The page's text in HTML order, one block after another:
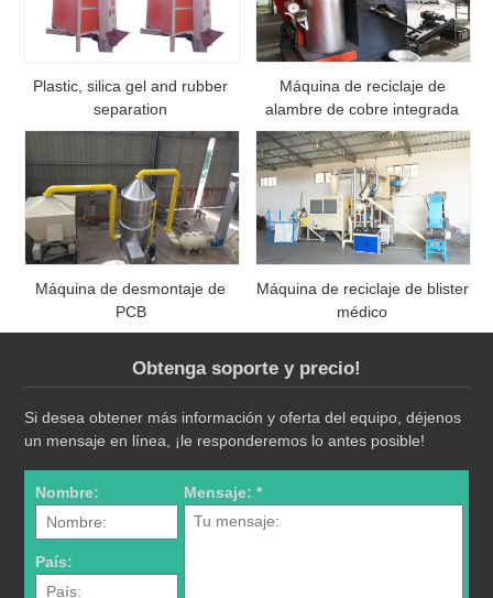
Plastic, silica gel and rubber
separation
Máquina de reciclaje de
alambre de cobre integrada
Máquina de desmontaje de
PCB
Máquina de reciclaje de blister
médico
Obtenga soporte y precio!
Si desea obtener más información y oferta del equipo, déjenos
un mensaje en línea, ¡le responderemos lo antes posible!
Nombre:
País:
Mensaje: *